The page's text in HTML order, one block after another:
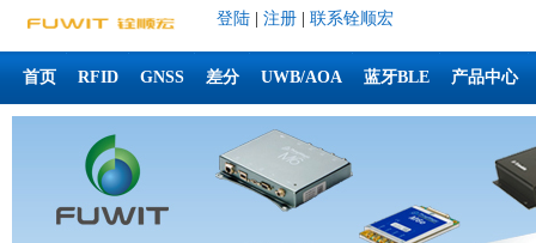
登陆 注册 联系铨顺宏
首页 RFID GNSS 差分 UWB/AOA 蓝牙BLE 产品中心